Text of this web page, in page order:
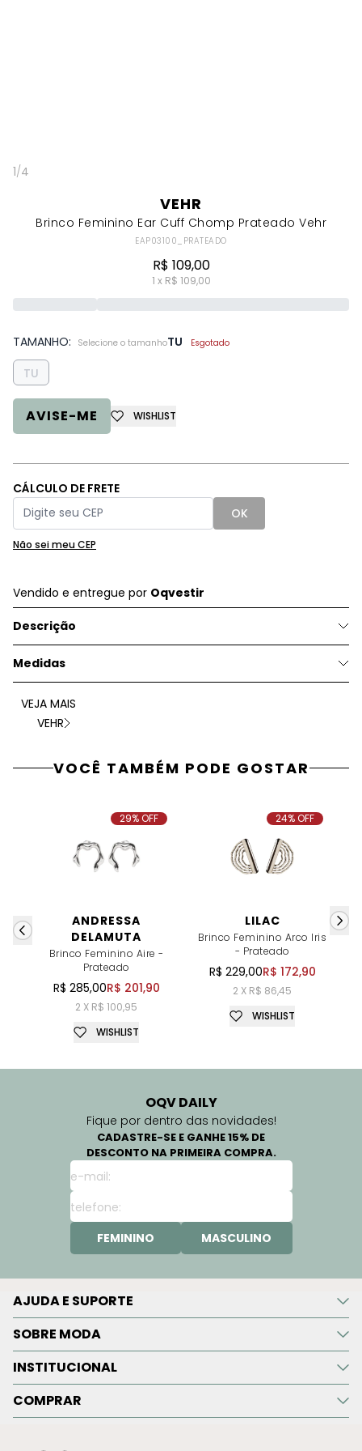
1/4
VEHR
Brinco Feminino Ear Cuff Chomp Prateado Vehr
EAP03100_PRATEADO
R$ 109,00
1 x R$ 109,00
TAMANHO: Selecione o tamanhoTU Esgotado
TU
AVISE-ME WISHLIST
CÁLCULO DE FRETE
OK
Não sei meu CEP
Vendido e entregue por Oqvestir
Descrição
Medidas
VEJA MAIS
VEHR
VOCÊ TAMBÉM PODE GOSTAR
ANDRESSA
DELAMUTA
Brinco Feminino Aire -
Prateado
R$ 285,00R$ 201,90
2 X R$ 100,95
29% OFF
WISHLIST
LILAC
Brinco Feminino Arco Iris
- Prateado
R$ 229,00R$ 172,90
2 X R$ 86,45
24% OFF
WISHLIST
OQV DAILY
Fique por dentro das novidades!
CADASTRE-SE E GANHE 15% DE
DESCONTO NA PRIMEIRA COMPRA.
FEMININO MASCULINO
AJUDA E SUPORTE
SOBRE MODA
INSTITUCIONAL
COMPRAR